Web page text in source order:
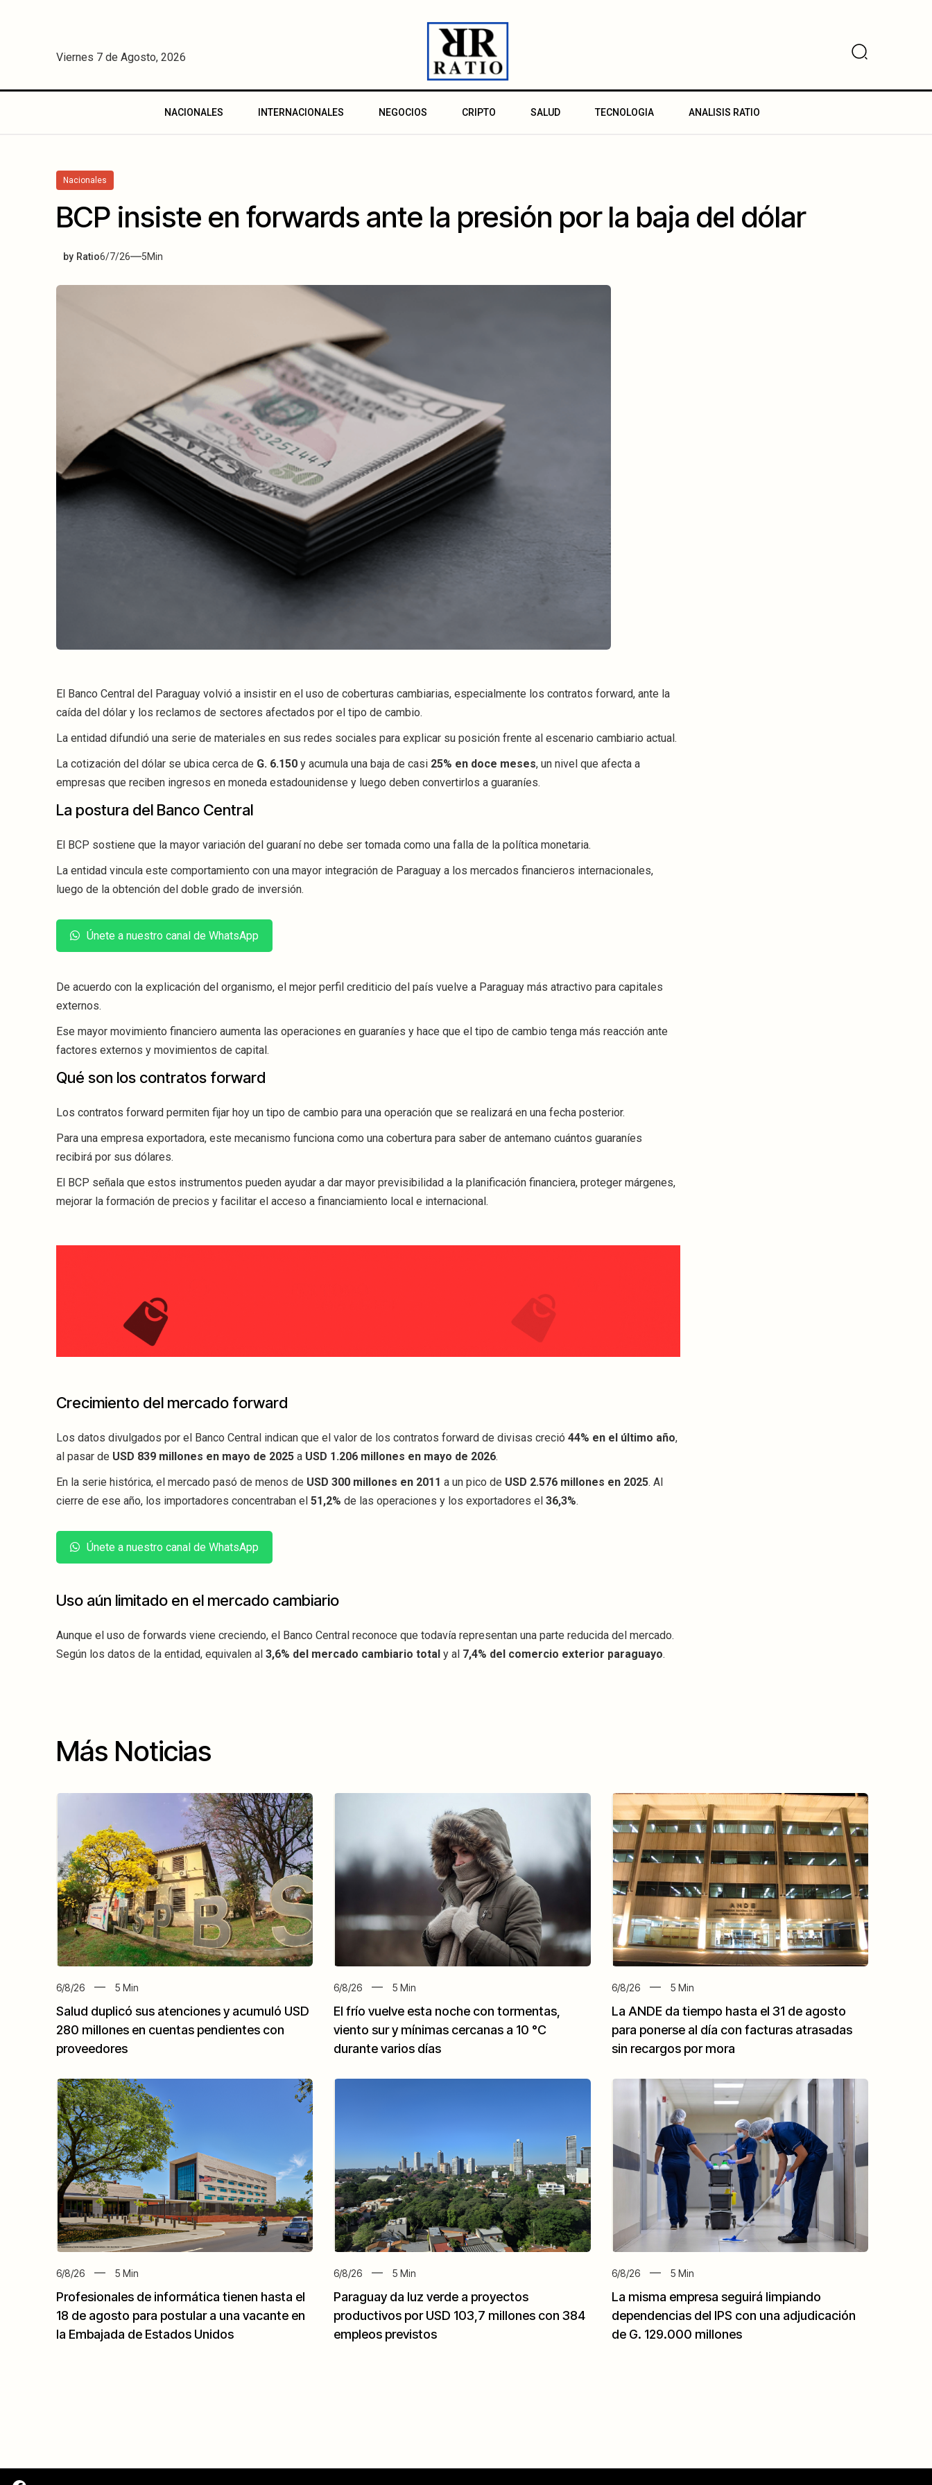
Viernes 7 de Agosto, 2026
NACIONALES INTERNACIONALES NEGOCIOS CRIPTO SALUD TECNOLOGIA ANALISIS RATIO
Nacionales
BCP insiste en forwards ante la presión por la baja del dólar
by Ratio6/7/26 5Min
El Banco Central del Paraguay volvió a insistir en el uso de coberturas cambiarias, especialmente los contratos forward, ante la
caída del dólar y los reclamos de sectores afectados por el tipo de cambio.
La entidad difundió una serie de materiales en sus redes sociales para explicar su posición frente al escenario cambiario actual.
La cotización del dólar se ubica cerca de G. 6.150 y acumula una baja de casi 25% en doce meses, un nivel que afecta a
empresas que reciben ingresos en moneda estadounidense y luego deben convertirlos a guaraníes.
La postura del Banco Central
El BCP sostiene que la mayor variación del guaraní no debe ser tomada como una falla de la política monetaria.
La entidad vincula este comportamiento con una mayor integración de Paraguay a los mercados financieros internacionales,
luego de la obtención del doble grado de inversión.
Únete a nuestro canal de WhatsApp
De acuerdo con la explicación del organismo, el mejor perfil crediticio del país vuelve a Paraguay más atractivo para capitales
externos.
Ese mayor movimiento financiero aumenta las operaciones en guaraníes y hace que el tipo de cambio tenga más reacción ante
factores externos y movimientos de capital.
Qué son los contratos forward
Los contratos forward permiten fijar hoy un tipo de cambio para una operación que se realizará en una fecha posterior.
Para una empresa exportadora, este mecanismo funciona como una cobertura para saber de antemano cuántos guaraníes
recibirá por sus dólares.
El BCP señala que estos instrumentos pueden ayudar a dar mayor previsibilidad a la planificación financiera, proteger márgenes,
mejorar la formación de precios y facilitar el acceso a financiamiento local e internacional.
Crecimiento del mercado forward
Los datos divulgados por el Banco Central indican que el valor de los contratos forward de divisas creció 44% en el último año,
al pasar de USD 839 millones en mayo de 2025 a USD 1.206 millones en mayo de 2026.
En la serie histórica, el mercado pasó de menos de USD 300 millones en 2011 a un pico de USD 2.576 millones en 2025. Al
cierre de ese año, los importadores concentraban el 51,2% de las operaciones y los exportadores el 36,3%.
Únete a nuestro canal de WhatsApp
Uso aún limitado en el mercado cambiario
Aunque el uso de forwards viene creciendo, el Banco Central reconoce que todavía representan una parte reducida del mercado.
Según los datos de la entidad, equivalen al 3,6% del mercado cambiario total y al 7,4% del comercio exterior paraguayo.
Más Noticias
6/8/26 5 Min
Salud duplicó sus atenciones y acumuló USD
280 millones en cuentas pendientes con
proveedores
6/8/26 5 Min
El frío vuelve esta noche con tormentas,
viento sur y mínimas cercanas a 10 °C
durante varios días
6/8/26 5 Min
La ANDE da tiempo hasta el 31 de agosto
para ponerse al día con facturas atrasadas
sin recargos por mora
6/8/26 5 Min
Profesionales de informática tienen hasta el
18 de agosto para postular a una vacante en
la Embajada de Estados Unidos
6/8/26 5 Min
Paraguay da luz verde a proyectos
productivos por USD 103,7 millones con 384
empleos previstos
6/8/26 5 Min
La misma empresa seguirá limpiando
dependencias del IPS con una adjudicación
de G. 129.000 millones